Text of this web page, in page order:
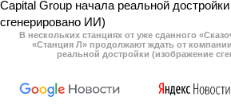
В нескольких станциях от уже сданного
«Станция Л» продолжают ждать от
реальной достройки (изображение